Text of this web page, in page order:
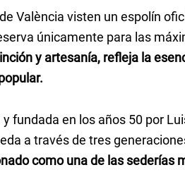
València visten un espolín
únicamente para las
y artesanía, refleja la
fundada en los años 50 por
a través de tres
como una de las sederías